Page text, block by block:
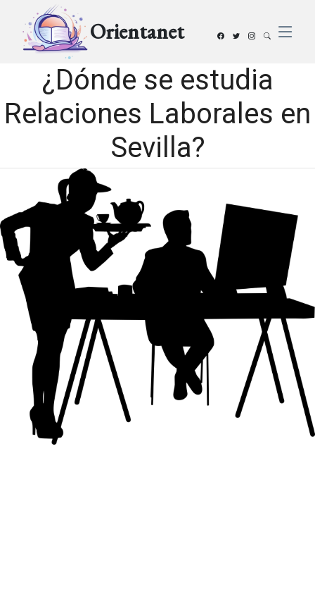
Orientanet
¿Dónde se estudia
Relaciones Laborales en
Sevilla?